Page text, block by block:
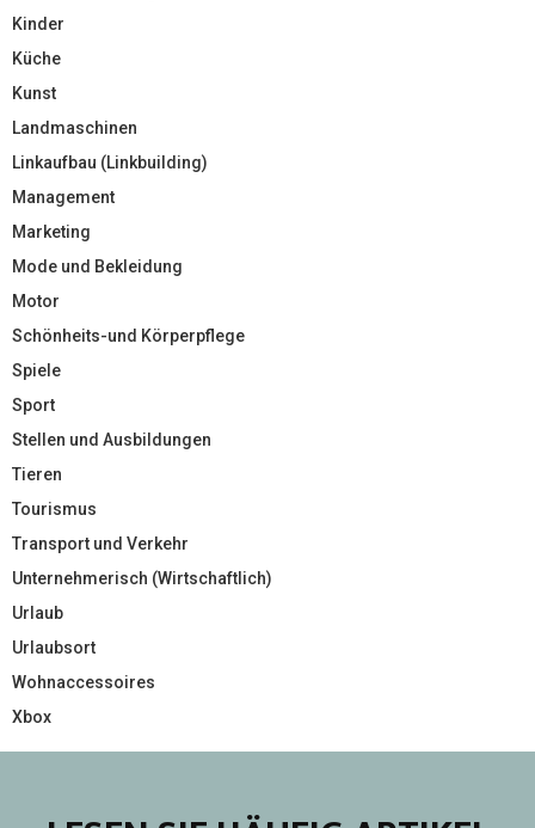
Kinder
Küche
Kunst
Landmaschinen
Linkaufbau (Linkbuilding)
Management
Marketing
Mode und Bekleidung
Motor
Schönheits-und Körperpflege
Spiele
Sport
Stellen und Ausbildungen
Tieren
Tourismus
Transport und Verkehr
Unternehmerisch (Wirtschaftlich)
Urlaub
Urlaubsort
Wohnaccessoires
Xbox